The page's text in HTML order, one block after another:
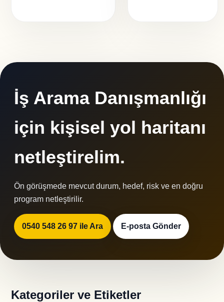
İş Arama Danışmanlığı
için kişisel yol haritanı
netleştirelim.
Ön görüşmede mevcut durum, hedef, risk ve en doğru
program netleştirilir.
0540 548 26 97 ile Ara E-posta Gönder
Kategoriler ve Etiketler